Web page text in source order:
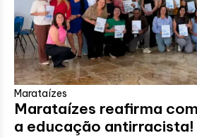
Marataízes
Marataízes reafirma
a educação antirracista!